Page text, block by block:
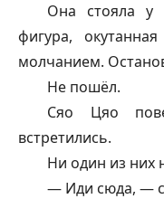
Она стояла у
фигура,
молчанием.
Не пошёл.
Сяо Цяо
встретились.
Ни один из них
— Иди сюда, —